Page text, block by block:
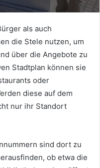
als auch
die Stele nutzen, um
über die Angebote zu
Stadtplan können sie
oder
diese auf dem
nur ihr Standort
sind dort zu
ob etwa die